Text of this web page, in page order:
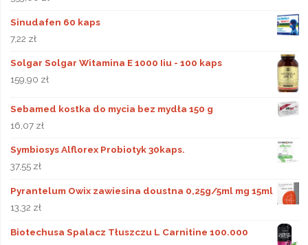
Sinudafen 60 kaps
7,22 zł
Solgar Solgar Witamina E 1000 Iiu - 100 kaps
159,90 zł
Sebamed kostka do mycia bez mydła 150 g
16,07 zł
Symbiosys Alflorex Probiotyk 30kaps.
37,55 zł
Pyrantelum Owix zawiesina doustna 0,25g/5ml mg 15ml
13,32 zł
Biotechusa Spalacz Tłuszczu L Carnitine 100.000